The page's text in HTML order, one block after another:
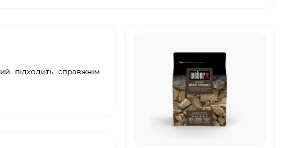
підходить справжнім